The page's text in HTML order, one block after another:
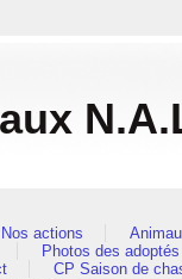
Nos actions
Photos des adoptés
CP Saison de